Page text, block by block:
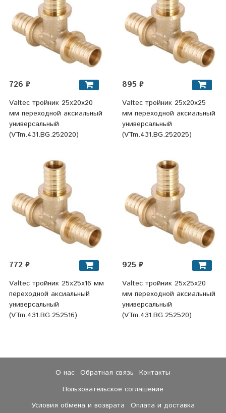
726 ₽
Valtec тройник 25x20x20
мм переходной аксиальный
универсальный
(VTm.431.BG.252020)
895 ₽
Valtec тройник 25x20x25
мм переходной аксиальный
универсальный
(VTm.431.BG.252025)
772 ₽
Valtec тройник 25x25x16 мм
переходной аксиальный
универсальный
(VTm.431.BG.252516)
925 ₽
Valtec тройник 25x25x20
мм переходной аксиальный
универсальный
(VTm.431.BG.252520)
О нас Обратная связь
Контакты
Пользовательское соглашение
Условия обмена и возврата
Оплата и доставка